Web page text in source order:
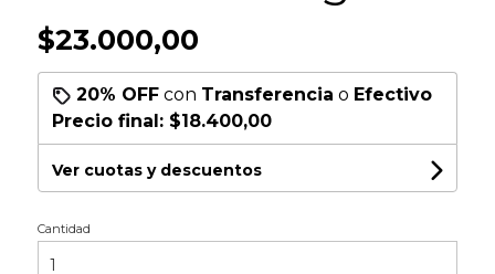
$23.000,00
20% OFFcon Transferencia o Efectivo
Precio final: $18.400,00
Ver cuotas y descuentos
Cantidad